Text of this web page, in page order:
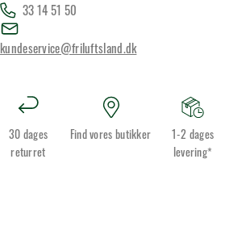
33 14 51 50
kundeservice@friluftsland.dk
30 dages
returret
Find vores butikker
1-2 dages
levering*